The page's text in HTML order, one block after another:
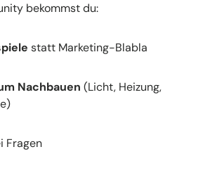
bekommst du:
statt Marketing-Blabla
Nachbauen (Licht, Heizung,
Fragen